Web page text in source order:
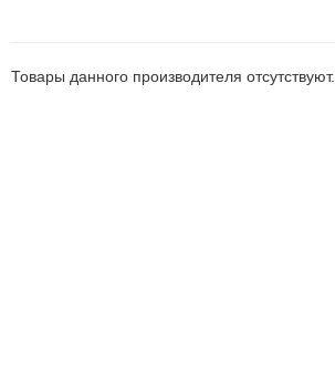
Товары данного производителя отсутствуют.